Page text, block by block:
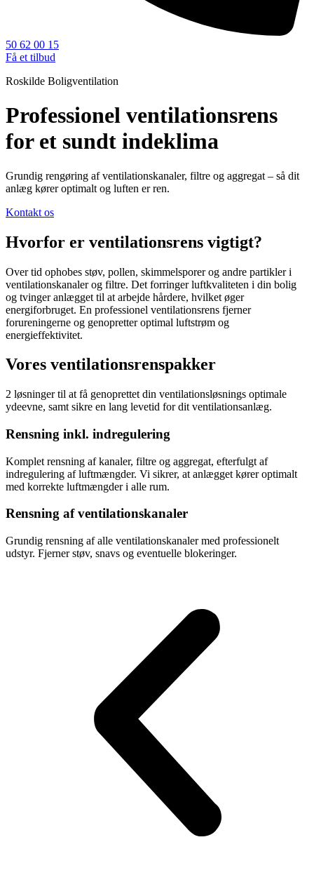
50 62 00 15
Få et tilbud
Roskilde Boligventilation
Professionel ventilationsrens
for et sundt indeklima
Grundig rengøring af ventilationskanaler, filtre og aggregat – så dit
anlæg kører optimalt og luften er ren.
Kontakt os
Hvorfor er ventilationsrens vigtigt?
Over tid ophobes støv, pollen, skimmelsporer og andre partikler i
ventilationskanaler og filtre. Det forringer luftkvaliteten i din bolig
og tvinger anlægget til at arbejde hårdere, hvilket øger
energiforbruget. En professionel ventilationsrens fjerner
forureningerne og genopretter optimal luftstrøm og
energieffektivitet.
Vores ventilationsrenspakker
2 løsninger til at få genoprettet din ventilationsløsnings optimale
ydeevne, samt sikre en lang levetid for dit ventilationsanlæg.
Rensning inkl. indregulering
Komplet rensning af kanaler, filtre og aggregat, efterfulgt af
indregulering af luftmængder. Vi sikrer, at anlægget kører optimalt
med korrekte luftmængder i alle rum.
Rensning af ventilationskanaler
Grundig rensning af alle ventilationskanaler med professionelt
udstyr. Fjerner støv, snavs og eventuelle blokeringer.